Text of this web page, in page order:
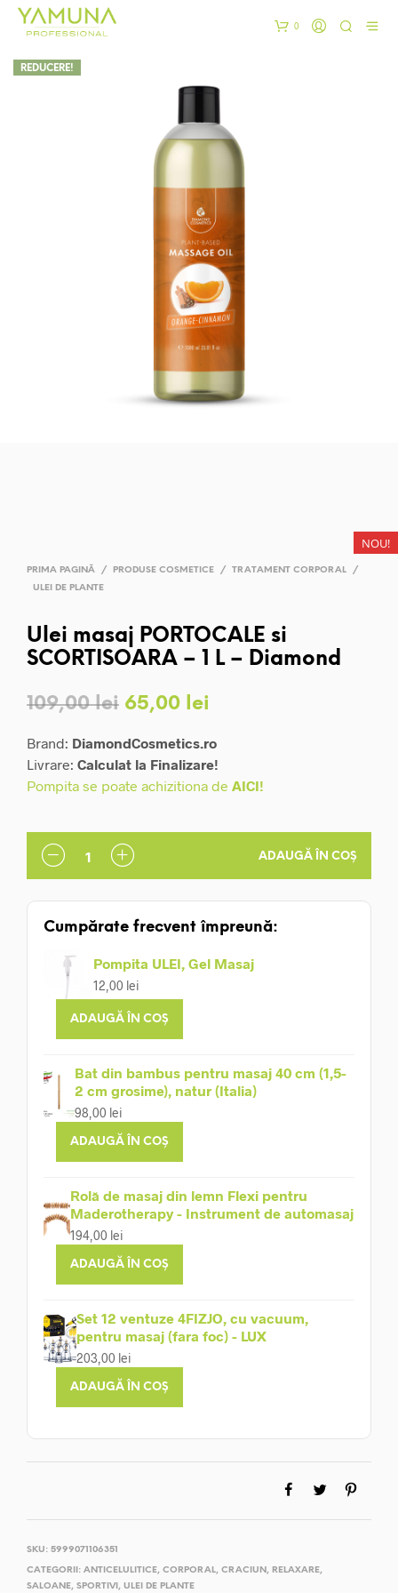
0
NOU!
REDUCERE!
PRIMA PAGINĂ / PRODUSE COSMETICE / TRATAMENT CORPORAL
/
ULEI DE PLANTE
Ulei masaj PORTOCALE si
SCORTISOARA – 1 L – Diamond
109,00lei Prețul
a
fost:
65,00 lei
este:
65,00 lei.
Brand: DiamondCosmetics.ro
Livrare: Calculat la Finalizare!
Pompita se poate achizitiona de AICI!
ADAUGĂ ÎN COȘ
Cumpărate frecvent împreună:
Pompita ULEI, Gel Masaj
12,00 lei
ADAUGĂ ÎN COȘ
Bat din bambus pentru masaj 40 cm (1,5-
2 cm grosime), natur (Italia)
98,00 lei
ADAUGĂ ÎN COȘ
Rolă de masaj din lemn Flexi pentru
Maderotherapy - Instrument de automasaj
194,00 lei
ADAUGĂ ÎN COȘ
Set 12 ventuze 4FIZJO, cu vacuum,
pentru masaj (fara foc) - LUX
203,00 lei
ADAUGĂ ÎN COȘ
SKU: 5999071106351
CATEGORII: ANTICELULITICE, CORPORAL, CRACIUN , RELAXARE,
SALOANE, SPORTIVI , ULEI DE PLANTE